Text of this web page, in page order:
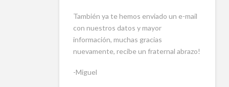
También ya te hemos enviado un e-mail
con nuestros datos y mayor
información, muchas gracias
nuevamente, recibe un fraternal abrazo!
-Miguel